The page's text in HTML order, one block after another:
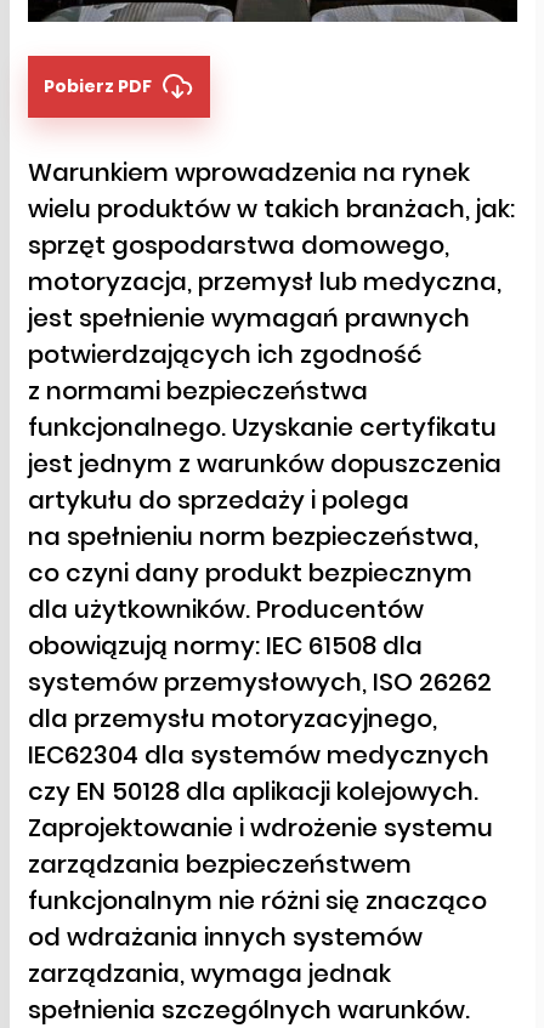
Pobierz PDF
Warunkiem wprowadzenia na rynek
wielu produktów w takich branżach, jak:
sprzęt gospodarstwa domowego,
motoryzacja, przemysł lub medyczna,
jest spełnienie wymagań prawnych
potwierdzających ich zgodność
z normami bezpieczeństwa
funkcjonalnego. Uzyskanie certyfikatu
jest jednym z warunków dopuszczenia
artykułu do sprzedaży i polega
na spełnieniu norm bezpieczeństwa,
co czyni dany produkt bezpiecznym
dla użytkowników. Producentów
obowiązują normy: IEC 61508 dla
systemów przemysłowych, ISO 26262
dla przemysłu motoryzacyjnego,
IEC62304 dla systemów medycznych
czy EN 50128 dla aplikacji kolejowych.
Zaprojektowanie i wdrożenie systemu
zarządzania bezpieczeństwem
funkcjonalnym nie różni się znacząco
od wdrażania innych systemów
zarządzania, wymaga jednak
spełnienia szczególnych warunków.